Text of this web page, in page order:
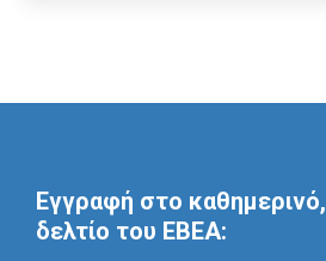
Εγγραφή στο
δελτίο του ΕΒΕΑ: